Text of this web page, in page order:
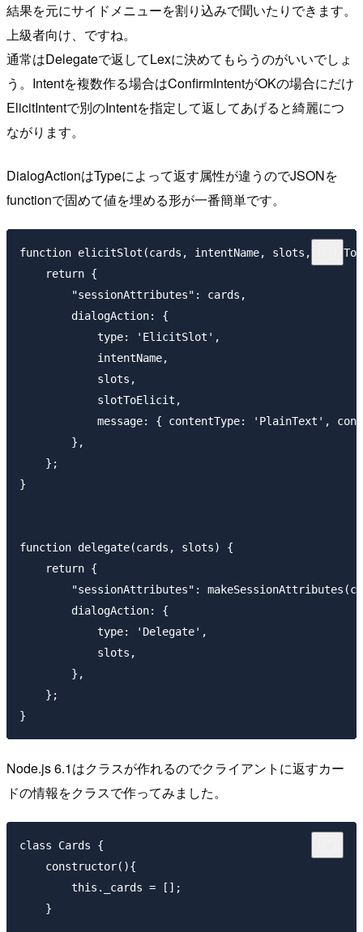
結果を元にサイドメニューを割り込みで聞いたりできます。
上級者向け、ですね。
通常はDelegateで返してLexに決めてもらうのがいいでしょ
う。Intentを複数作る場合はConfirmIntentがOKの場合にだけ
ElicitIntentで別のIntentを指定して返してあげると綺麗につ
ながります。
DialogActionはTypeによって返す属性が違うのでJSONを
functionで固めて値を埋める形が一番簡単です。
function elicitSlot(cards, intentName, slots,
    return {
        "sessionAttributes": cards,
        dialogAction: {
            type: 'ElicitSlot',
            intentName,
            slots,
            slotToElicit,
message: { contentType: 'PlainText',
        },
    };
}
function delegate(cards, slots) {
    return {
"sessionAttributes":
        dialogAction: {
            type: 'Delegate',
            slots,
        },
    };
Node.js 6.1はクラスが作れるのでクライアントに返すカー
ドの情報をクラスで作ってみました。
class Cards {
    constructor(){
        this._cards = [];
    }